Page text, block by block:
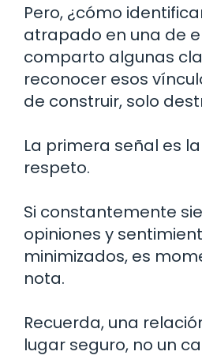
Pero, ¿cómo
atrapado en una de
comparto algunas
reconocer esos
de construir, solo
La primera señal es
respeto.
Si constantemente
opiniones y
minimizados, es
nota.
Recuerda, una
lugar seguro, no un